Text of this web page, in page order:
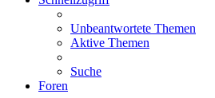
Unbeantwortete Themen
Aktive Themen
Suche
Foren